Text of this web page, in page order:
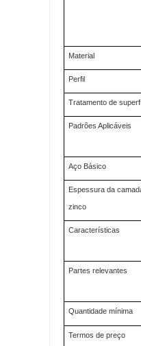
Material
Perfil
Tratamento de
Padrões Aplicáveis
Aço Básico
Espessura da
zinco
Características
Partes relevantes
Quantidade mínima
Termos de preço